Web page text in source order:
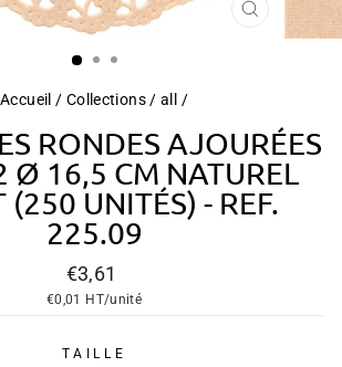
FERMER
(ESC)
Accueil / Collections / all /
RONDES AJOURÉES
Ø 16,5 CM NATUREL
(250 UNITÉS) - REF.
225.09
Prix
régulier
€3,61
€0,01 HT/unité
TAILLE